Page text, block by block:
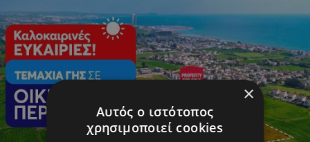
×
Αυτός ο ιστότοπος
χρησιμοποιεί cookies